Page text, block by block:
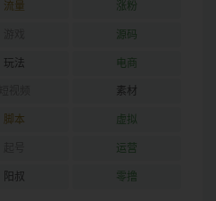
流量 涨粉
源码
玩法 电商
素材
脚本 虚拟
运营
阳叔 零撸